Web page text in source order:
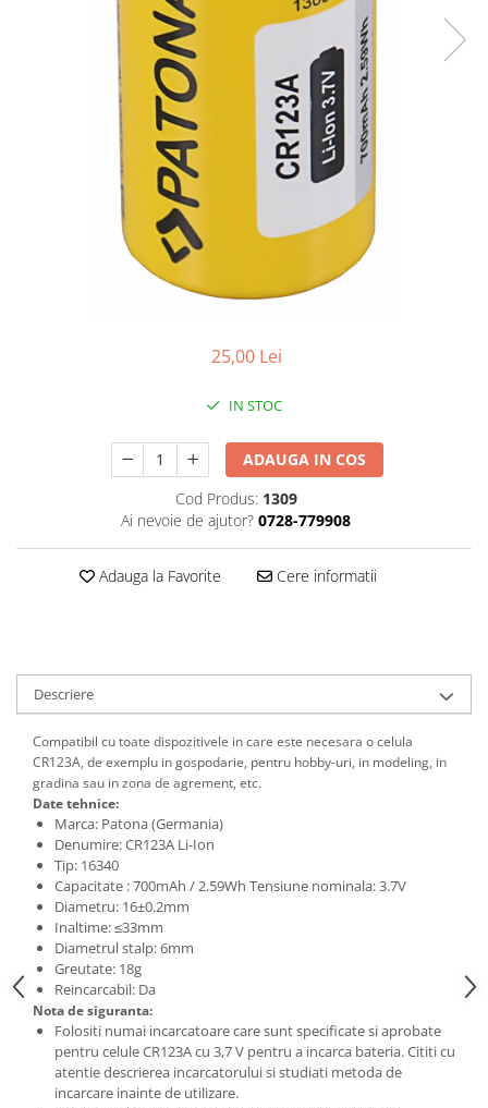
25,00 Lei
IN STOC
ADAUGA IN COS
Cod Produs: 1309
Ai nevoie de ajutor? 0728-779908
Adauga la Favorite Cere informatii
Descriere
Compatibil cu toate dispozitivele in care este necesara o celula
CR123A, de exemplu in gospodarie, pentru hobby-uri, in modeling, in
gradina sau in zona de agrement, etc.
Date tehnice:
Marca: Patona (Germania)
Denumire: CR123A Li-Ion
Tip: 16340
Capacitate : 700mAh / 2.59Wh Tensiune nominala: 3.7V
Diametru: 16±0.2mm
Inaltime: ≤33mm
Diametrul stalp: 6mm
Greutate: 18g
Reincarcabil: Da
Nota de siguranta:
Folositi numai incarcatoare care sunt specificate si aprobate
pentru celule CR123A cu 3,7 V pentru a incarca bateria. Cititi cu
atentie descrierea incarcatorului si studiati metoda de
incarcare inainte de utilizare.